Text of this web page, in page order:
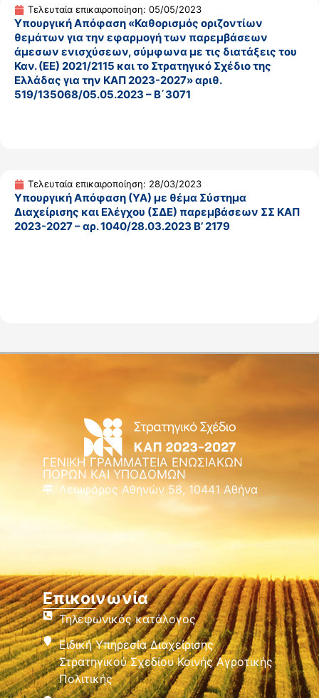
Τελευταία επικαιροποίηση: 05/05/2023
Υπουργική Απόφαση «Καθορισμός οριζοντίων
θεμάτων για την εφαρμογή των παρεμβάσεων
άμεσων ενισχύσεων, σύμφωνα με τις διατάξεις του
Καν. (ΕΕ) 2021/2115 και το Στρατηγικό Σχέδιο της
Ελλάδας για την ΚΑΠ 2023-2027» αριθ.
519/135068/05.05.2023 – Β΄3071
Τελευταία επικαιροποίηση: 28/03/2023
Υπουργική Απόφαση (ΥΑ) με θέμα Σύστημα
Διαχείρισης και Ελέγχου (ΣΔΕ) παρεμβάσεων ΣΣ ΚΑΠ
2023-2027 – αρ. 1040/28.03.2023 Β’ 2179
ΓΕΝΙΚΗ ΓΡΑΜΜΑΤΕΙΑ ΕΝΩΣΙΑΚΩΝ
ΠΟΡΩΝ ΚΑΙ ΥΠΟΔΟΜΩΝ
Λεωφόρος Αθηνών 58, 10441 Αθήνα
Επικοινωνία
Τηλεφωνικός κατάλογος
Ειδική Υπηρεσία Διαχείρισης
Στρατηγικού Σχεδίου Κοινής Αγροτικής
Πολιτικής